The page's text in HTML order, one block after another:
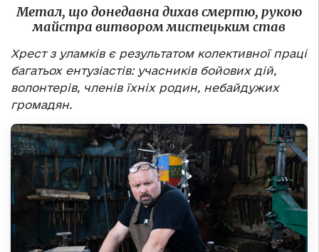
Метал, що донедавна дихав смертю, рукою
майстра витвором мистецьким став
Хрест з уламків є результатом колективної праці
багатьох ентузіастів: учасників бойових дій,
волонтерів, членів їхніх родин, небайдужих
громадян.